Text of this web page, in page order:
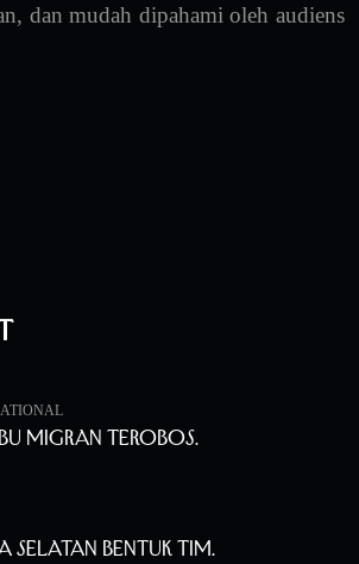
dan mudah dipahami oleh audiens
Migran Terobos.
Selatan Bentuk Tim.